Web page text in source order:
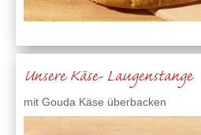
Unsere Käse- Laugenstange
mit Gouda Käse überbacken